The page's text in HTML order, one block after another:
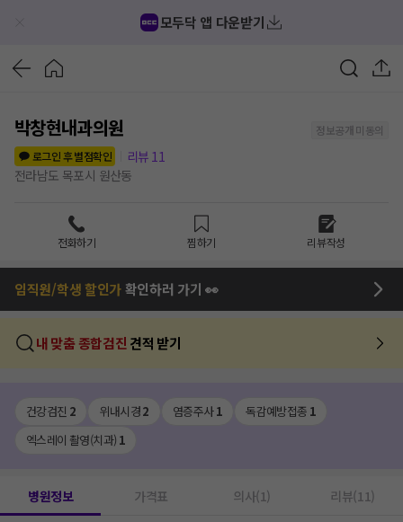
모두닥 앱 다운받기
박창현내과의원
정보공개 미동의
로그인 후 별점확인
리뷰 11
전라남도 목포시 원산동
전화하기 찜하기 리뷰작성
임직원/학생 할인가확인하러 가기 👀
내 맞춤 종합검진 견적 받기
건강검진 2 위내시경2 염증주사1 독감예방접종 1
엑스레이 촬영(치과) 1
병원정보 가격표 의사(1) 리뷰(11)